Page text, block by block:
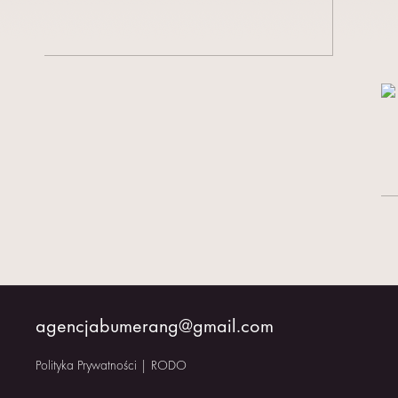
agencjabumerang@gmail.com
Polityka Prywatności | RODO